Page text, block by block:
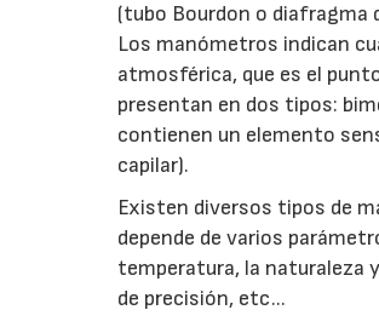
(tubo Bourdon o diafragma
Los manómetros indican
atmosférica, que es el
presentan en dos tipos:
contienen un elemento
capilar).
Existen diversos tipos de
depende de varios
temperatura, la naturaleza
de precisión, etc...